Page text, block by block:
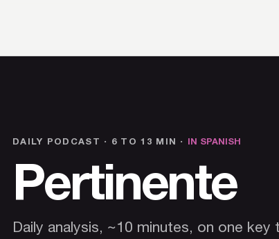
DAILY PODCAST · 6 TO 13 MIN · IN SPANISH
Pertinente
Daily analysis, ~10 minutes, on one